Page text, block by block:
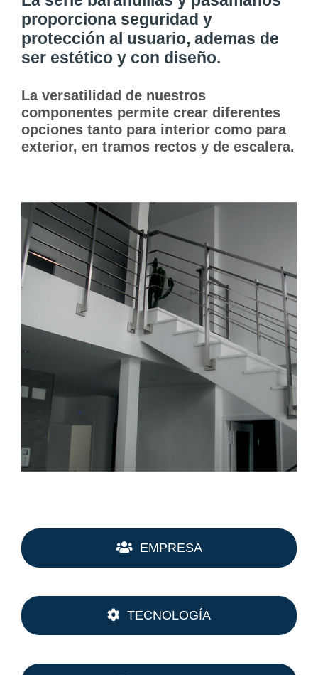
proporciona seguridad y
protección al usuario, ademas de
ser estético y con diseño.
La versatilidad de nuestros
componentes permite crear diferentes
opciones tanto para interior como para
exterior, en tramos rectos y de escalera.
EMPRESA
TECNOLOGÍA